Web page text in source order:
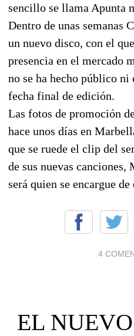
sencillo se llama Apunta
Dentro de unas semanas
un nuevo disco, con el
presencia en el mercado
no se ha hecho público
fecha final de edición.
Las fotos de promoción
hace unos días en
que se ruede el clip del
de sus nuevas canciones,
será quien se encargue
4
EL